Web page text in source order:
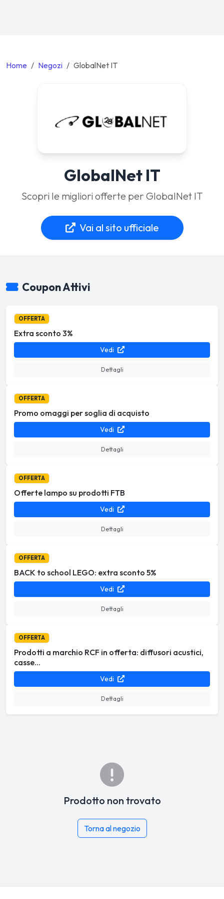
Home Negozi GlobalNet IT
GlobalNet IT
Scopri le migliori offerte per GlobalNet IT
Vai al sito ufficiale
Coupon Attivi
OFFERTA
Extra sconto 3%
Vedi
Dettagli
OFFERTA
Promo omaggi per soglia di acquisto
Vedi
Dettagli
OFFERTA
Offerte lampo su prodotti FTB
Vedi
Dettagli
OFFERTA
BACK to school LEGO: extra sconto 5%
Vedi
Dettagli
OFFERTA
Prodotti a marchio RCF in offerta: diffusori acustici,
casse...
Vedi
Dettagli
Prodotto non trovato
Torna al negozio